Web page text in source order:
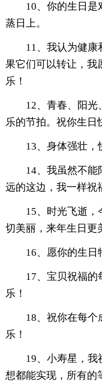
10、你的生日
蒸日上。
11、我认为健康
果它们可以转让，我
乐！
12、青春、阳光
乐的节拍。祝你生日
13、身体强壮，
14、我虽然不能
远的这边，我一样祝
15、时光飞逝，
切美丽，来年生日更
16、愿你的生日
17、宝贝祝福
乐！
18、祝你在每
乐！
19、小寿星，我
想都能实现，所有的